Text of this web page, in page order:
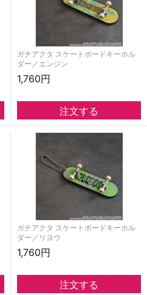
ガチアクタ スケートボードキーホル
ダー／エンジン
1,760円
ガチアクタ スケートボードキーホル
ダー／リヨウ
1,760円